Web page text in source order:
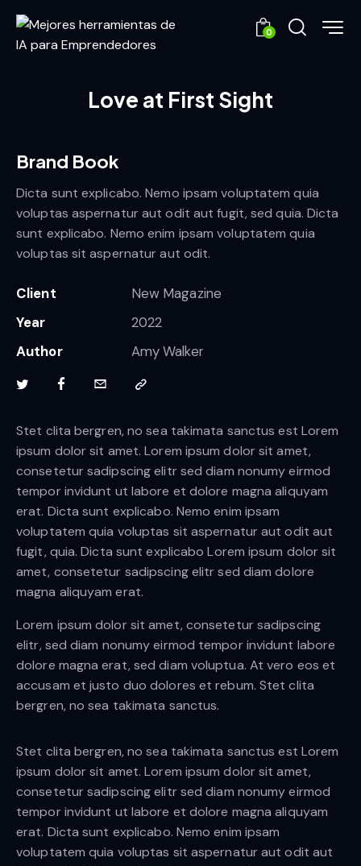
0
Love at First Sight
Brand Book
Dicta sunt explicabo. Nemo ipsam voluptatem quia
voluptas aspernatur aut odit aut fugit, sed quia. Dicta
sunt explicabo. Nemo enim ipsam voluptatem quia
voluptas sit aspernatur aut odit.
Client
New Magazine
Year
2022
Author
Amy Walker
Stet clita bergren, no sea takimata sanctus est Lorem
ipsum dolor sit amet. Lorem ipsum dolor sit amet,
consetetur sadipscing elitr sed diam nonumy eirmod
tempor invidunt ut labore et dolore magna aliquyam
erat. Dicta sunt explicabo. Nemo enim ipsam
voluptatem quia voluptas sit aspernatur aut odit aut
fugit, quia. Dicta sunt explicabo Lorem ipsum dolor sit
amet, consetetur sadipscing elitr sed diam dolore
magna aliquyam erat.
Lorem ipsum dolor sit amet, consetetur sadipscing
elitr, sed diam nonumy eirmod tempor invidunt labore
dolore magna erat, sed diam voluptua. At vero eos et
accusam et justo duo dolores et rebum. Stet clita
bergren, no sea takimata sanctus.
Stet clita bergren, no sea takimata sanctus est Lorem
ipsum dolor sit amet. Lorem ipsum dolor sit amet,
consetetur sadipscing elitr sed diam nonumy eirmod
tempor invidunt ut labore et dolore magna aliquyam
erat. Dicta sunt explicabo. Nemo enim ipsam
voluptatem quia voluptas sit aspernatur aut odit aut